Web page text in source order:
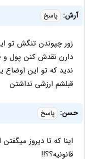
آرش: پاسخ
زور چپوندن تنگش تو
دارن نقدش کنن پول و
ندید که تو این اوضاع
قبلشم ارزشی نداشتن
حسن: پاسخ
اینا که تا دیروز
قانونیه؟؟!!